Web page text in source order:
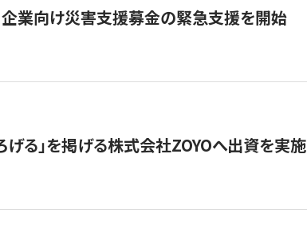
企業向け災害支援募金の緊急支援を開始
げる」を掲げる株式会社ZOYOへ出資を実施